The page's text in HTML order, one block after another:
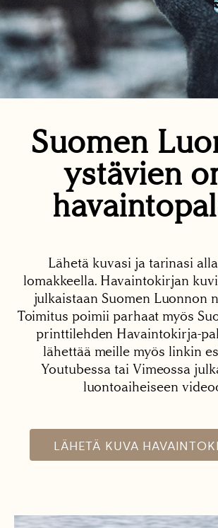
Suomen
ystävien
Lähetä kuvasi ja tarinasi
lomakkeella. Havaintokirjan
julkaistaan Suomen Luonnon
Toimitus poimii parhaat myös
printtilehden Havaintokirja-
lähettää meille myös linkin
Youtubessa tai Vimeossa
luontoaiheiseen
LÄHETÄ KUVA